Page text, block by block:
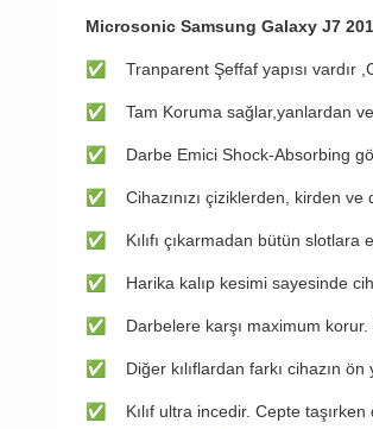
Microsonic Samsung Galaxy J7
✅ Tranparent Şeffaf yapısı vardır
✅ Tam Koruma sağlar,yanlardan
✅ Darbe Emici Shock-Absorbing
✅ Cihazınızı çiziklerden, kirden
✅ Kılıfı çıkarmadan bütün slotlara
✅ Harika kalıp kesimi sayesinde
✅ Darbelere karşı maximum korur.
✅ Diğer kılıflardan farkı cihazın
✅ Kılıf ultra incedir. Cepte taşırken